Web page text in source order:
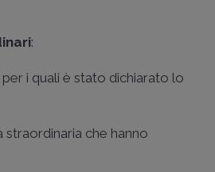
:
per i quali è stato dichiarato lo
straordinaria che hanno